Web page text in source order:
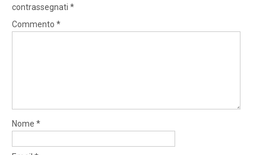
contrassegnati *
Commento *
Nome *